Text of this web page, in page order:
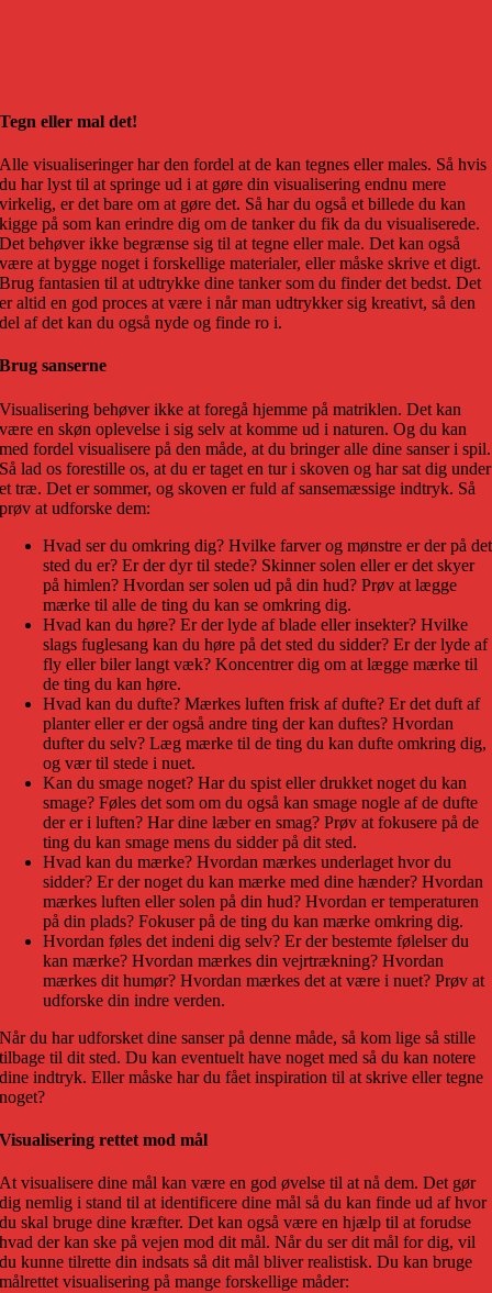
Tegn eller mal det!
Alle visualiseringer har den fordel at de kan tegnes eller males. Så hvis
du har lyst til at springe ud i at gøre din visualisering endnu mere
virkelig, er det bare om at gøre det. Så har du også et billede du kan
kigge på som kan erindre dig om de tanker du fik da du visualiserede.
Det behøver ikke begrænse sig til at tegne eller male. Det kan også
være at bygge noget i forskellige materialer, eller måske skrive et digt.
Brug fantasien til at udtrykke dine tanker som du finder det bedst. Det
er altid en god proces at være i når man udtrykker sig kreativt, så den
del af det kan du også nyde og finde ro i.
Brug sanserne
Visualisering behøver ikke at foregå hjemme på matriklen. Det kan
være en skøn oplevelse i sig selv at komme ud i naturen. Og du kan
med fordel visualisere på den måde, at du bringer alle dine sanser i spil.
Så lad os forestille os, at du er taget en tur i skoven og har sat dig under
et træ. Det er sommer, og skoven er fuld af sansemæssige indtryk. Så
prøv at udforske dem:
Hvad ser du omkring dig? Hvilke farver og mønstre er der på det
sted du er? Er der dyr til stede? Skinner solen eller er det skyer
på himlen? Hvordan ser solen ud på din hud? Prøv at lægge
mærke til alle de ting du kan se omkring dig.
Hvad kan du høre? Er der lyde af blade eller insekter? Hvilke
slags fuglesang kan du høre på det sted du sidder? Er der lyde af
fly eller biler langt væk? Koncentrer dig om at lægge mærke til
de ting du kan høre.
Hvad kan du dufte? Mærkes luften frisk af dufte? Er det duft af
planter eller er der også andre ting der kan duftes? Hvordan
dufter du selv? Læg mærke til de ting du kan dufte omkring dig,
og vær til stede i nuet.
Kan du smage noget? Har du spist eller drukket noget du kan
smage? Føles det som om du også kan smage nogle af de dufte
der er i luften? Har dine læber en smag? Prøv at fokusere på de
ting du kan smage mens du sidder på dit sted.
Hvad kan du mærke? Hvordan mærkes underlaget hvor du
sidder? Er der noget du kan mærke med dine hænder? Hvordan
mærkes luften eller solen på din hud? Hvordan er temperaturen
på din plads? Fokuser på de ting du kan mærke omkring dig.
Hvordan føles det indeni dig selv? Er der bestemte følelser du
kan mærke? Hvordan mærkes din vejrtrækning? Hvordan
mærkes dit humør? Hvordan mærkes det at være i nuet? Prøv at
udforske din indre verden.
Når du har udforsket dine sanser på denne måde, så kom lige så stille
tilbage til dit sted. Du kan eventuelt have noget med så du kan notere
dine indtryk. Eller måske har du fået inspiration til at skrive eller tegne
noget?
Visualisering rettet mod mål
At visualisere dine mål kan være en god øvelse til at nå dem. Det gør
dig nemlig i stand til at identificere dine mål så du kan finde ud af hvor
du skal bruge dine kræfter. Det kan også være en hjælp til at forudse
hvad der kan ske på vejen mod dit mål. Når du ser dit mål for dig, vil
du kunne tilrette din indsats så dit mål bliver realistisk. Du kan bruge
målrettet visualisering på mange forskellige måder: